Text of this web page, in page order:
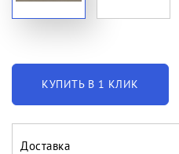
КУПИТЬ В 1 КЛИК
Доставка